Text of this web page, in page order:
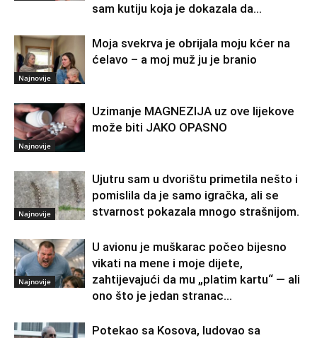
sam kutiju koja je dokazala da...
Najnovije
Moja svekrva je obrijala moju kćer na
ćelavo – a moj muž ju je branio
Najnovije
Uzimanje MAGNEZIJA uz ove lijekove
može biti JAKO OPASNO
Najnovije
Ujutru sam u dvorištu primetila nešto i
pomislila da je samo igračka, ali se
stvarnost pokazala mnogo strašnijom.
Najnovije
U avionu je muškarac počeo bijesno
vikati na mene i moje dijete,
zahtijevajući da mu „platim kartu“ — ali
ono što je jedan stranac...
Potekao sa Kosova, ludovao sa